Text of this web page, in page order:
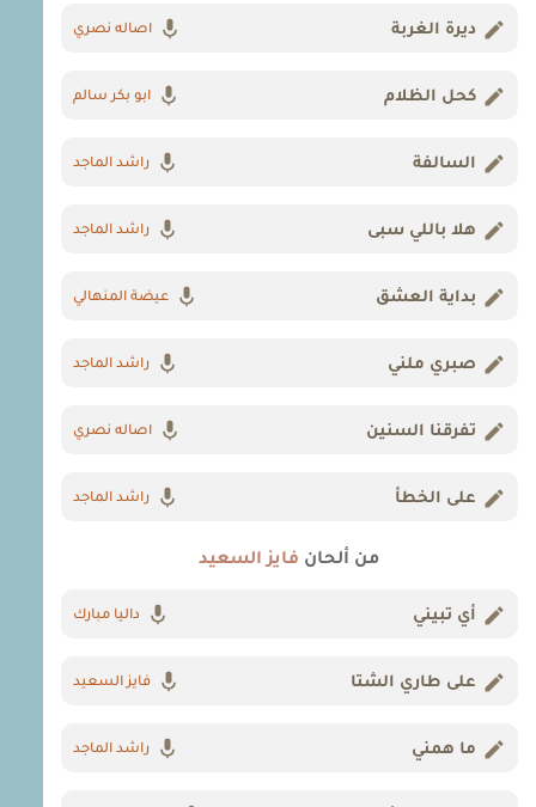
ديرة الغربة اصاله نصري
كحل الظلام ابو بكر سالم
السالفة راشد الماجد
هلا باللي سبى راشد الماجد
بداية العشق عيضة المنهالي
صبري ملني راشد الماجد
تفرقنا السنين اصاله نصري
على الخطأ راشد الماجد
من ألحان فايز السعيد
أي تبيني داليا مبارك
على طاري الشتا فايز السعيد
ما همني راشد الماجد